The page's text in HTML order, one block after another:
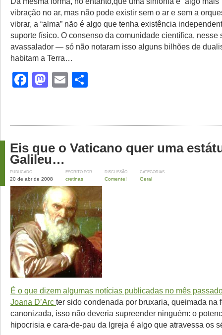
vibração no ar, mas não pode existir sem o ar e sem a
vibrar, a “alma” não é algo que tenha existência
suporte físico. O consenso da comunidade científica, nesse
avassalador — só não notaram isso alguns bilhões de
habitam a Terra…
Facebook
Mastodon
Email
Eis que o Vaticano quer uma
Galileu…
PUBLICADO
20 de abr de 2008
ESCRITO POR
cretinas
DISCUSSÃO
Comente!
CATEGORIAS
Geral
É o que dizem algumas notícias publicadas no mês
Joana D’Arc ter sido condenada por bruxaria, queimada na
canonizada, isso não deveria supreender ninguém: o
hipocrisia e cara-de-pau da Igreja é algo que atravessa os